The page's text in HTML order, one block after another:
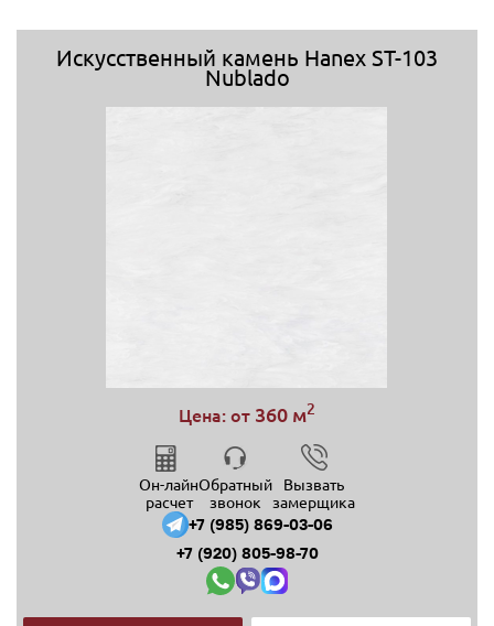
Искусственный камень Hanex ST-103
Nublado
Цена: от 360 м2
Он-лайн
расчет
Обратный
звонок
Вызвать
замерщика
+7 (985) 869-03-06
+7 (920) 805-98-70